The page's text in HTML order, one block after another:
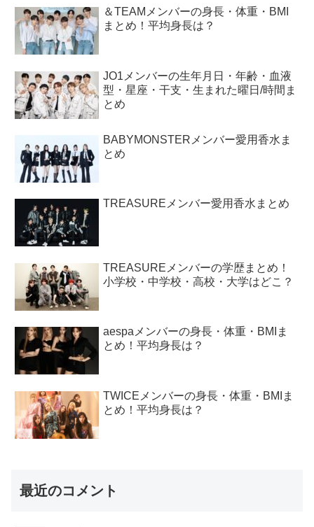
＆TEAMメンバーの身長・体重・BMI
まとめ！平均身長は？
JO1メンバーの生年月日・年齢・血液
型・星座・干支・生まれた曜日/時間ま
とめ
BABYMONSTERメンバー愛用香水ま
とめ
TREASUREメンバー愛用香水まとめ
TREASUREメンバーの学歴まとめ！
小学校・中学校・高校・大学はどこ？
aespaメンバーの身長・体重・BMIま
とめ！平均身長は？
TWICEメンバーの身長・体重・BMIま
とめ！平均身長は？
最近のコメント